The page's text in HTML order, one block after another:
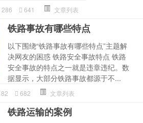
286 641 文章列表
铁路事故有哪些特点
以下围绕“铁路事故有哪些特点”主题解
决网友的困惑 铁路安全事故特点 铁路
安全事故的特点之一就是违章违纪。数
据显示，大部分铁路事故都源于不...
82 682 文章列表
铁路运输的案例